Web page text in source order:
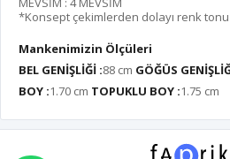
*Konsept çekimlerden dolayı renk
Mankenimizin Ölçüleri
BEL GENİŞLİĞİ :88 cm GÖĞÜS
BOY :1.70 cm TOPUKLU BOY :1.75 cm